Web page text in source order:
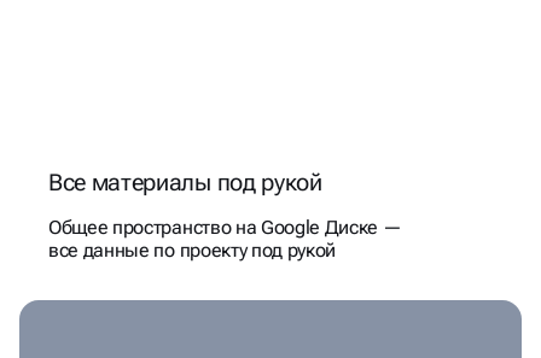
Все материалы под рукой
Общее пространство на Google Диске —
все данные по проекту под рукой